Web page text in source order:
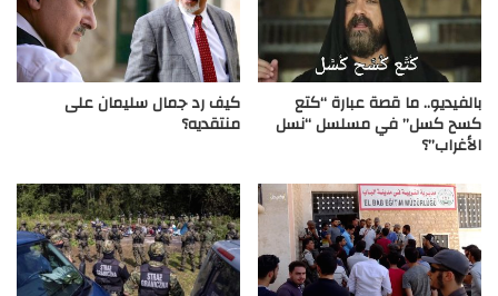
بالفيديو.. ما قصة عبارة “كتع
كسح كسل” في مسلسل “نسل
الأغراب”؟
كيف رد جمال سليمان على
منتقديه؟